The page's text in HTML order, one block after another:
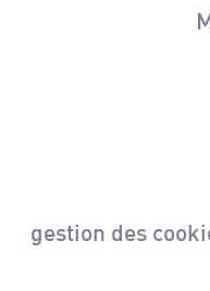
gestion des